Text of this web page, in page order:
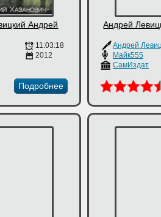
Андрей
11:03:18
2012
Подробнее
Андрей
Андрей
Майк555
СамИздат